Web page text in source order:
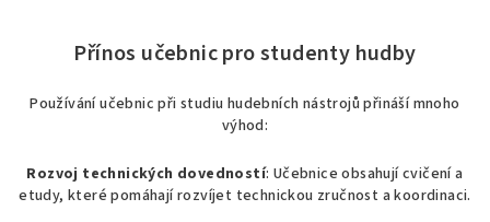
Přínos učebnic pro studenty hudby
Používání učebnic při studiu hudebních nástrojů přináší mnoho
výhod:
Rozvoj technických dovedností: Učebnice obsahují cvičení a
etudy, které pomáhají rozvíjet technickou zručnost a koordinaci.